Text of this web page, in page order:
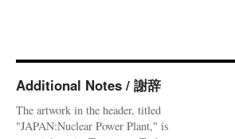
Additional Notes / 謝辞
The artwork in the header, titled
"JAPAN:Nuclear Power Plant," is